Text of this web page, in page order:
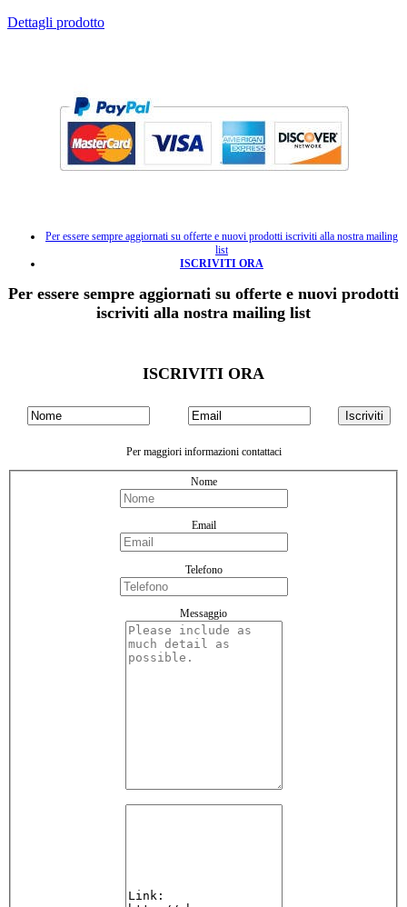
Dettagli prodotto
Per essere sempre aggiornati su offerte e nuovi prodotti iscriviti alla nostra mailing
list
ISCRIVITI ORA
Per essere sempre aggiornati su offerte e nuovi prodotti
iscriviti alla nostra mailing list
ISCRIVITI ORA
Per maggiori informazioni contattaci
Nome
Email
Telefono
Messaggio